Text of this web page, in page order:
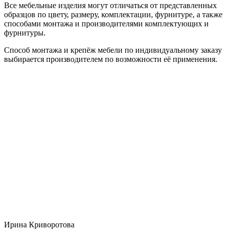
Все мебельные изделия могут отличаться от представленных
образцов по цвету, размеру, комплектации, фурнитуре, а также
способами монтажа и производителями комплектующих и
фурнитуры.
Способ монтажа и крепёж мебели по индивидуальному заказу
выбирается производителем по возможности её применения.
Ирина Криворотова